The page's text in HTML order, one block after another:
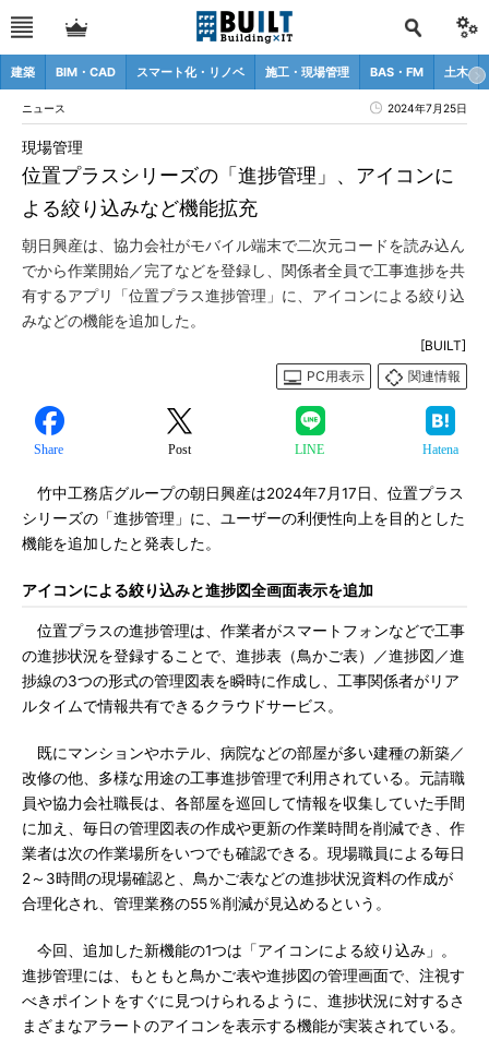
建築 BIM・CAD スマート化・リノベ 施工・現場管理 BAS・FM 土木
ニュース 2024年7月25日
位置プラスシリーズの「進捗管理」、アイコンに
よる絞り込みなど機能拡充
現場管理
朝日興産は、協力会社がモバイル端末で二次元コードを読み込ん
でから作業開始／完了などを登録し、関係者全員で工事進捗を共
有するアプリ「位置プラス進捗管理」に、アイコンによる絞り込
みなどの機能を追加した。
[BUILT]
PC用表示
関連情報
Share Post LINE Hatena
竹中工務店グループの朝日興産は2024年7月17日、位置プラス
シリーズの「進捗管理」に、ユーザーの利便性向上を目的とした
機能を追加したと発表した。
アイコンによる絞り込みと進捗図全画面表示を追加
位置プラスの進捗管理は、作業者がスマートフォンなどで工事
の進捗状況を登録することで、進捗表（鳥かご表）／進捗図／進
捗線の3つの形式の管理図表を瞬時に作成し、工事関係者がリア
ルタイムで情報共有できるクラウドサービス。
既にマンションやホテル、病院などの部屋が多い建種の新築／
改修の他、多様な用途の工事進捗管理で利用されている。元請職
員や協力会社職長は、各部屋を巡回して情報を収集していた手間
に加え、毎日の管理図表の作成や更新の作業時間を削減でき、作
業者は次の作業場所をいつでも確認できる。現場職員による毎日
2～3時間の現場確認と、鳥かご表などの進捗状況資料の作成が
合理化され、管理業務の55％削減が見込めるという。
今回、追加した新機能の1つは「アイコンによる絞り込み」。
進捗管理には、もともと鳥かご表や進捗図の管理画面で、注視す
べきポイントをすぐに見つけられるように、進捗状況に対するさ
まざまなアラートのアイコンを表示する機能が実装されている。